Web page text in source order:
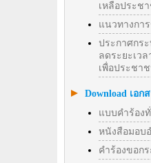
เหลือประช
แนวทางกา
ประกาศกร
ลดระยะเว
เพื่อประชา
Download เอก
แบบคำร้อง
หนังสือมอบ
คำร้องขอก